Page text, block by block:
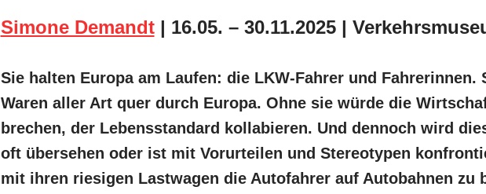
Simone Demandt| 16.05. – 30.11.2025 |
Sie halten Europa am Laufen: die LKW-Fahrer und Fahrerinnen.
Waren aller Art quer durch Europa. Ohne sie würde die
brechen, der Lebens­standard kollabieren. Und dennoch wird
oft übersehen oder ist mit Vorurteilen und Stereotypen
mit ihren riesigen Lastwagen die Autofahrer auf Autobahnen zu